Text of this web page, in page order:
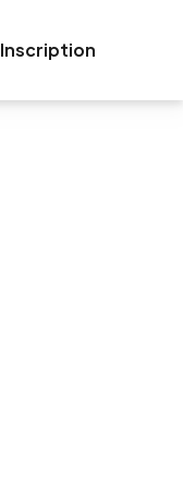
Inscription